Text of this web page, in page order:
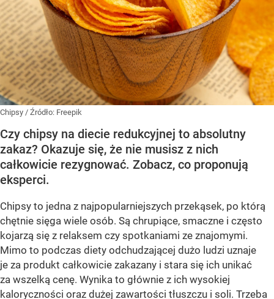
Chipsy / Źródło: Freepik
Czy chipsy na diecie redukcyjnej to absolutny
zakaz? Okazuje się, że nie musisz z nich
całkowicie rezygnować. Zobacz, co proponują
eksperci.
Chipsy to jedna z najpopularniejszych przekąsek, po którą
chętnie sięga wiele osób. Są chrupiące, smaczne i często
kojarzą się z relaksem czy spotkaniami ze znajomymi.
Mimo to podczas diety odchudzającej dużo ludzi uznaje
je za produkt całkowicie zakazany i stara się ich unikać
za wszelką cenę. Wynika to głównie z ich wysokiej
kaloryczności oraz dużej zawartości tłuszczu i soli. Trzeba